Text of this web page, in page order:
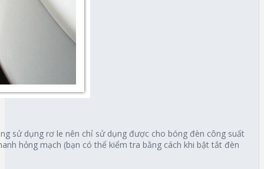
sử dụng rơ le nên chỉ sử dụng được cho bóng đèn công suất
hỏng mạch (bạn có thể kiểm tra bằng cách khi bật tắt đèn